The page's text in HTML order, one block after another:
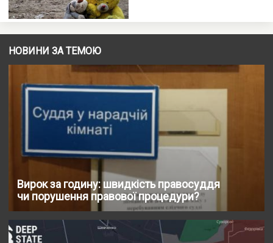
НОВИНИ ЗА ТЕМОЮ
Вирок за годину: швидкість правосуддя
чи порушення правової процедури?